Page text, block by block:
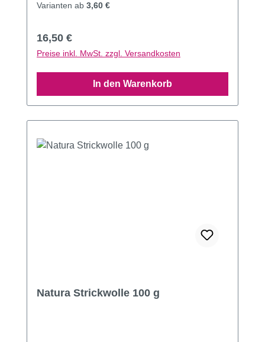
Varianten ab 3,60 €
Regulärer Preis:
16,50 €
Preise inkl. MwSt. zzgl. Versandkosten
In den Warenkorb
Natura Strickwolle 100 g